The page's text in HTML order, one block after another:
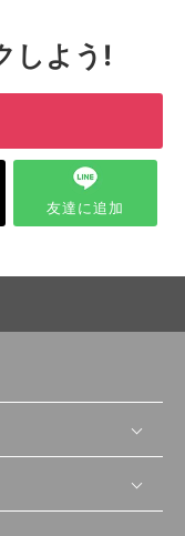
しよう!
友達に追加